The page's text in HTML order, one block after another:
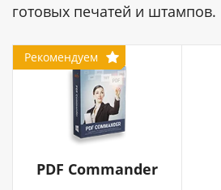
готовых печатей и штампов.
Рекомендуем
PDF Commander